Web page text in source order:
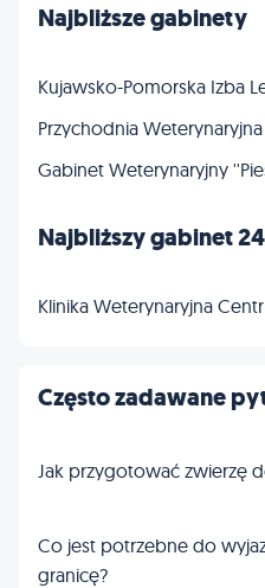
Najbliższe gabinety
Przychodnia
Najbliższy gabinet
Często zadawane
Jak przygotować zwierzę
Co jest potrzebne do
granicę?